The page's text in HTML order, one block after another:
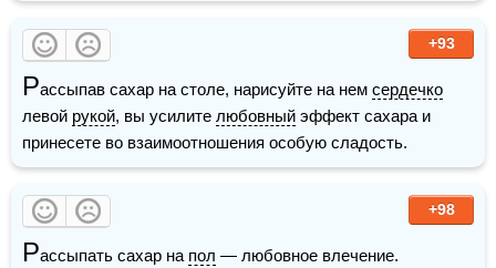
+93
Рассыпав сахар на столе, нарисуйте на нем сердечко
левой рукой, вы усилите любовный эффект сахара и
принесете во взаимоотношения особую сладость.
+98
Рассыпать сахар на пол — любовное влечение.